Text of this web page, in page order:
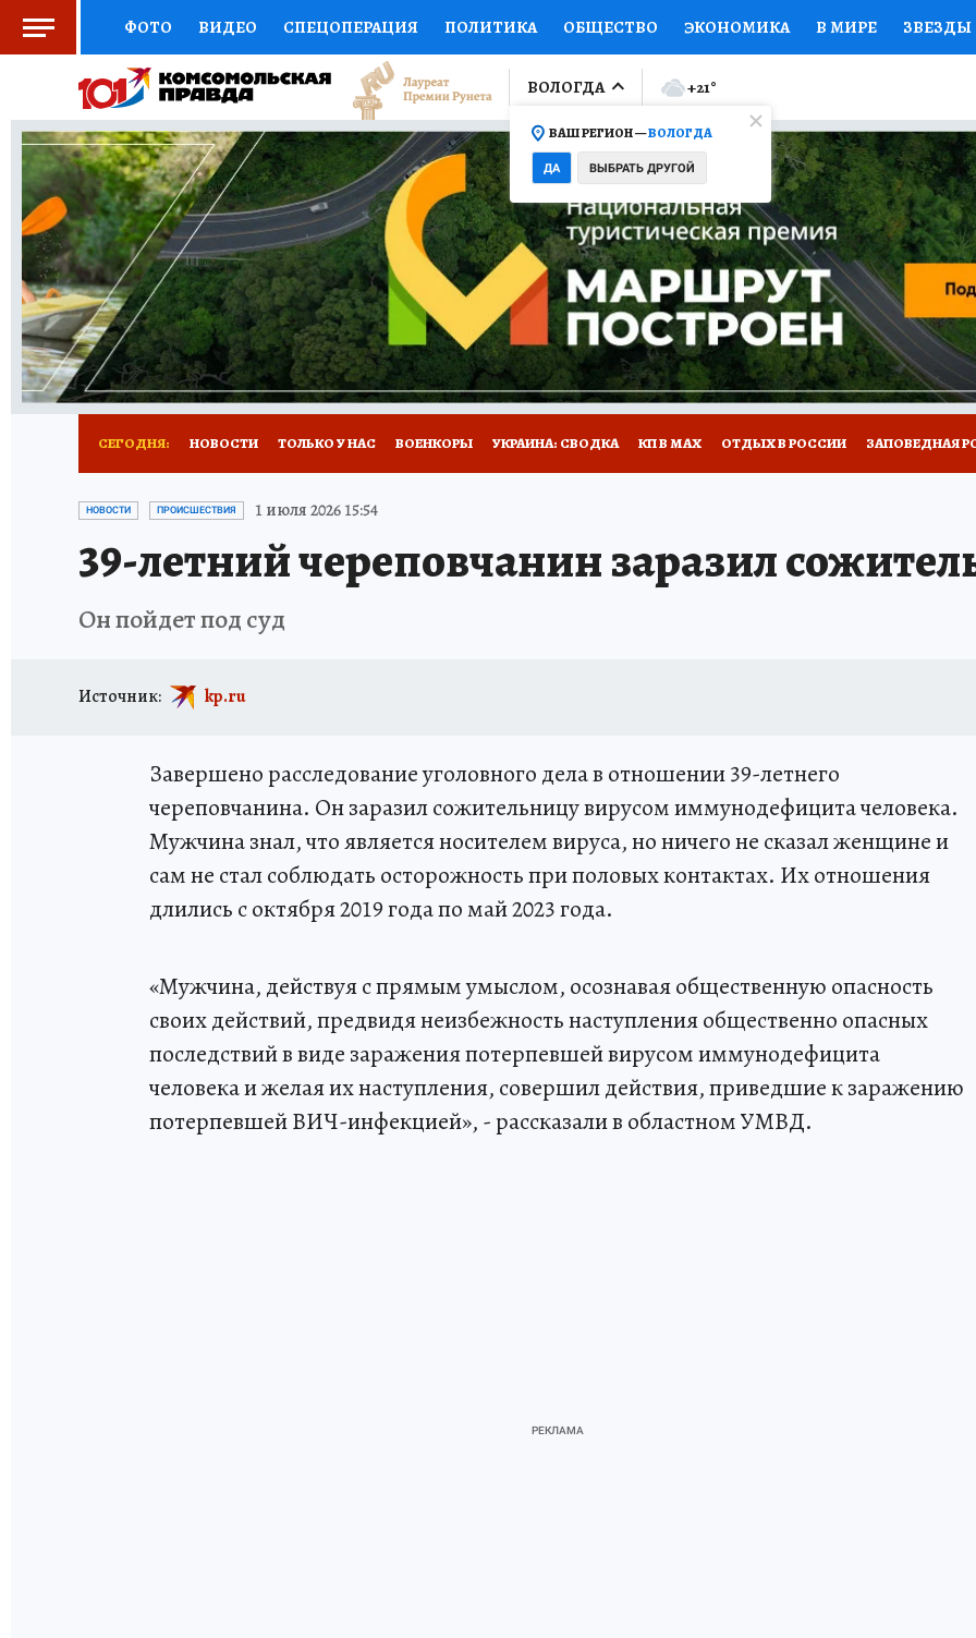
ФОТО ВИДЕО СПЕЦОПЕРАЦИЯ ПОЛИТИКА ОБЩЕСТВО ЭКОНОМИКА В МИРЕ ЗВЕЗДЫ
СОЦПОДДЕРЖКА НАУКА СПОРТ КОЛУМНИСТЫ ПРОИСШЕСТВИЯ НАЦИОНАЛЬНЫЕ
ВЫБОР ЭКСПЕРТОВ ДОКТОР ФИНАНСЫ ОТКРЫВАЕМ МИР Я ЗНАЮ СЕМЬЯ ЖЕНСКИЕ
КНИЖНАЯ ПОЛКА ПРОГНОЗЫ НА СПОРТ ПРОМОКОДЫ СЕРИАЛЫ СПЕЦПРОЕКТЫ
ПРЕСС-ЦЕНТР НЕДВИЖИМОСТЬ ТЕЛЕВИЗОР КОЛЛЕКЦИИ КОНКУРСЫ РАБОТА У НАС
РАДИО КП РЕКЛАМА ТЕСТЫ НОВОЕ НА САЙТЕ
ВОЛОГДА
ВАШ РЕГИОН —ВОЛОГДА
ДА ВЫБРАТЬ ДРУГОЙ
+21°
СЕГОДНЯ: НОВОСТИ ТОЛЬКО У НАС ВОЕНКОРЫ УКРАИНА: СВОДКА КП В МАХ ОТДЫХ В РОССИИ ЗАПОВЕДНАЯ
ТРАГЕДИИ НА ВОДЕ ИСПЫТАНО НА СЕБЕ
НОВОСТИ ПРОИСШЕСТВИЯ 1 июля 2026 15:54
39-летний череповчанин заразил
Он пойдет под суд
Источник: kp.ru
Завершено расследование уголовного дела в отношении 39-летнего
череповчанина. Он заразил сожительницу вирусом иммунодефицита человека.
Мужчина знал, что является носителем вируса, но ничего не сказал женщине и
сам не стал соблюдать осторожность при половых контактах. Их отношения
длились с октября 2019 года по май 2023 года.
«Мужчина, действуя с прямым умыслом, осознавая общественную опасность
своих действий, предвидя неизбежность наступления общественно опасных
последствий в виде заражения потерпевшей вирусом иммунодефицита
человека и желая их наступления, совершил действия, приведшие к заражению
потерпевшей ВИЧ-инфекцией», - рассказали в областном УМВД.